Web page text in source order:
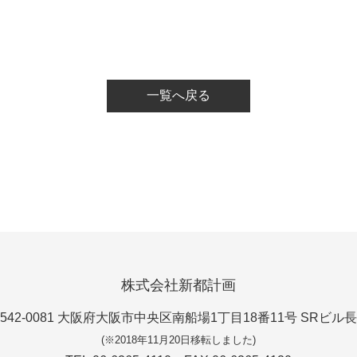
一覧へ戻る
株式会社新都計画
0081 大阪府大阪市中央区南船場1丁目18番11号 SRビル
(※2018年11月20日移転しました)